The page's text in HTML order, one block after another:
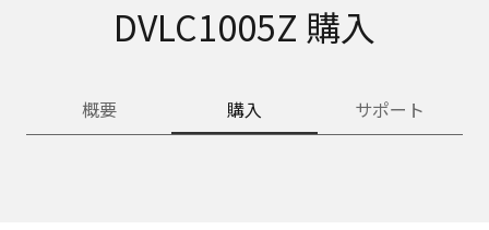
DVLC1005Z 購入
概要 購入 サポート